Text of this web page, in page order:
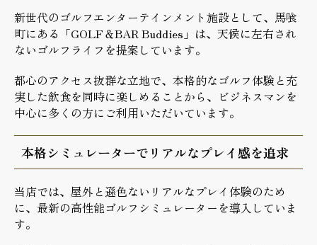
新世代のゴルフエンターテインメント施設として、馬喰
町にある「GOLF＆BAR Buddies」は、天候に左右され
ないゴルフライフを提案しています。
都心のアクセス抜群な立地で、本格的なゴルフ体験と充
実した飲食を同時に楽しめることから、ビジネスマンを
中心に多くの方にご利用いただいています。
本格シミュレーターでリアルなプレイ感を追求
当店では、屋外と遜色ないリアルなプレイ体験のため
に、最新の高性能ゴルフシミュレーターを導入していま
す。